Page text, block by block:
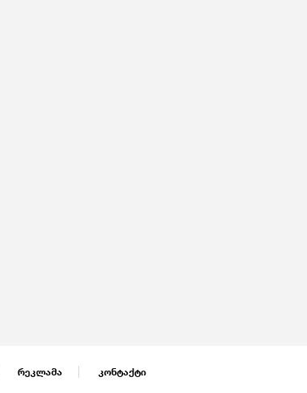
რეკლამა კონტაქტი